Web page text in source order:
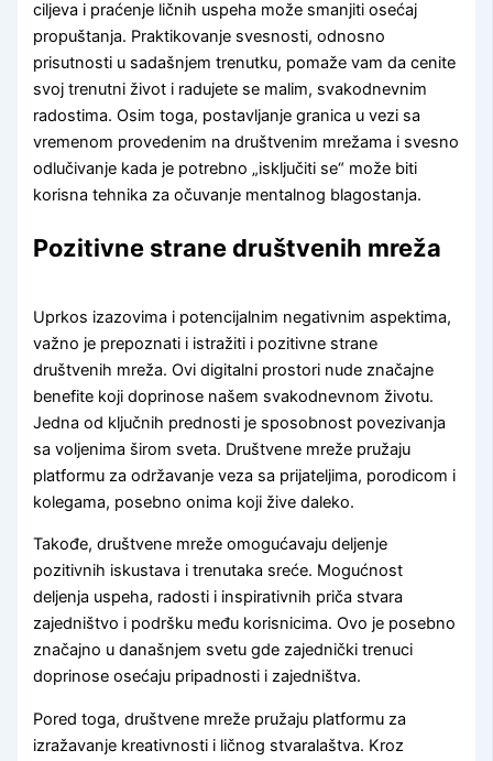
ciljeva i praćenje ličnih uspeha može smanjiti osećaj
propuštanja. Praktikovanje svesnosti, odnosno
prisutnosti u sadašnjem trenutku, pomaže vam da cenite
svoj trenutni život i radujete se malim, svakodnevnim
radostima. Osim toga, postavljanje granica u vezi sa
vremenom provedenim na društvenim mrežama i svesno
odlučivanje kada je potrebno „isključiti se“ može biti
korisna tehnika za očuvanje mentalnog blagostanja.
Pozitivne strane društvenih mreža
Uprkos izazovima i potencijalnim negativnim aspektima,
važno je prepoznati i istražiti i pozitivne strane
društvenih mreža. Ovi digitalni prostori nude značajne
benefite koji doprinose našem svakodnevnom životu.
Jedna od ključnih prednosti je sposobnost povezivanja
sa voljenima širom sveta. Društvene mreže pružaju
platformu za održavanje veza sa prijateljima, porodicom i
kolegama, posebno onima koji žive daleko.
Takođe, društvene mreže omogućavaju deljenje
pozitivnih iskustava i trenutaka sreće. Mogućnost
deljenja uspeha, radosti i inspirativnih priča stvara
zajedništvo i podršku među korisnicima. Ovo je posebno
značajno u današnjem svetu gde zajednički trenuci
doprinose osećaju pripadnosti i zajedništva.
Pored toga, društvene mreže pružaju platformu za
izražavanje kreativnosti i ličnog stvaralaštva. Kroz